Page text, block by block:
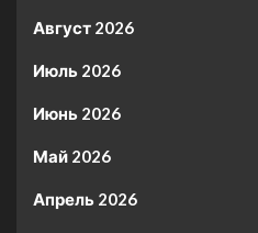
Август 2026
Июль 2026
Июнь 2026
Май 2026
Апрель 2026